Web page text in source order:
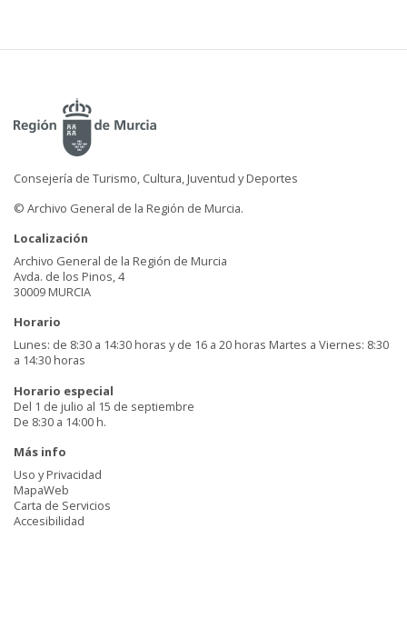
Consejería de Turismo, Cultura, Juventud y Deportes
© Archivo General de la Región de Murcia.
Localización
Archivo General de la Región de Murcia
Avda. de los Pinos, 4
30009 MURCIA
Horario
Lunes: de 8:30 a 14:30 horas y de 16 a 20 horas Martes a Viernes: 8:30
a 14:30 horas
Horario especial
Del 1 de julio al 15 de septiembre
De 8:30 a 14:00 h.
Más info
Uso y Privacidad
MapaWeb
Carta de Servicios
Accesibilidad